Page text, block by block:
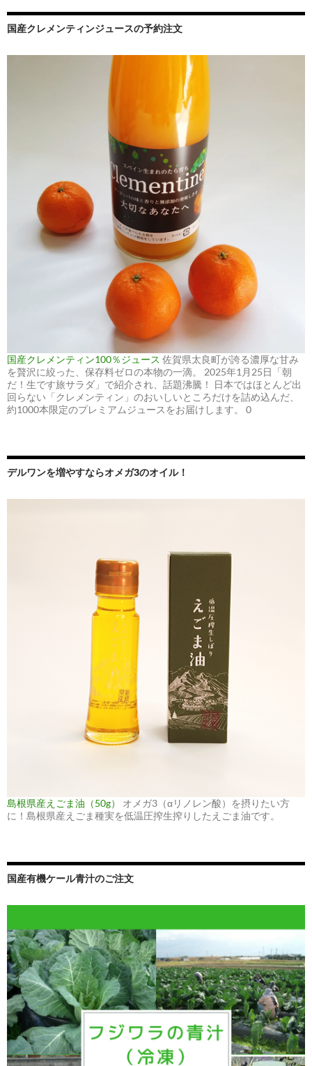
国産クレメンティンジュースの予約注文
国産クレメンティン100％ジュース 佐賀県太良町が誇る濃厚な甘み
を贅沢に絞った、保存料ゼロの本物の一滴。 2025年1月25日「朝
だ！生です旅サラダ」で紹介され、話題沸騰！ 日本ではほとんど出
回らない「クレメンティン」のおいしいところだけを詰め込んだ、
約1000本限定のプレミアムジュースをお届けします。 0
デルワンを増やすならオメガ3のオイル！
島根県産えごま油（50g）
オメガ3（αリノレン酸）を摂りたい方
に！島根県産えごま種実を低温圧搾生搾りしたえごま油です。
国産有機ケール青汁のご注文